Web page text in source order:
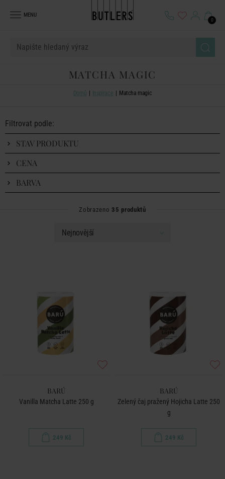
MENU
0
MATCHA MAGIC
Domů Inspirace Matcha magic
Filtrovat podle:
STAV PRODUKTU
CENA
BARVA
Zobrazeno35 produktů
BARÚ
Vanilla Matcha Latte 250 g
249 Kč
BARÚ
Zelený čaj pražený Hojicha Latte 250
g
249 Kč